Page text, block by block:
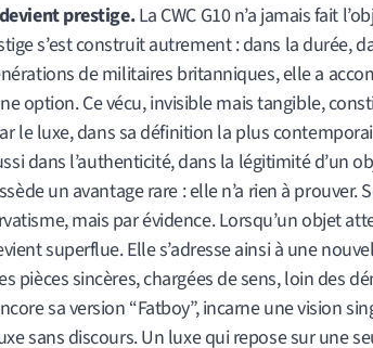
devient prestige.La CWC G10 n’a jamais fait
s’est construit autrement : dans la durée,
de militaires britanniques, elle a
option. Ce vécu, invisible mais tangible,
le luxe, dans sa définition la plus
dans l’authenticité, dans la légitimité d’un
un avantage rare : elle n’a rien à prouver.
mais par évidence. Lorsqu’un objet
superflue. Elle s’adresse ainsi à une
pièces sincères, chargées de sens, loin des
sa version “Fatboy”, incarne une vision
sans discours. Un luxe qui repose sur une